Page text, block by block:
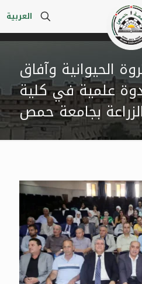
العربية
الحيوانية وآفاق
علمية في كلية
بجامعة حمص